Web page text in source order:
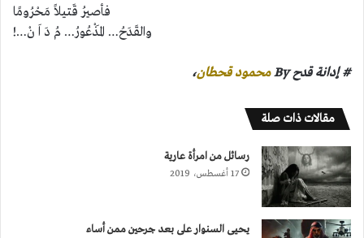
فأصيرُ قَتيلاً مَحْرُومًا
والقَدَحُ… المَذْعُورُ… مُ دَ اَ نْ…!
# إدانة قدح By محمود قحطان،
مقالات ذات صلة
رسائل من امرأة عارية
17 أغسطس، 2019
يحيى السنوار على بعد جرحين ممن أساء